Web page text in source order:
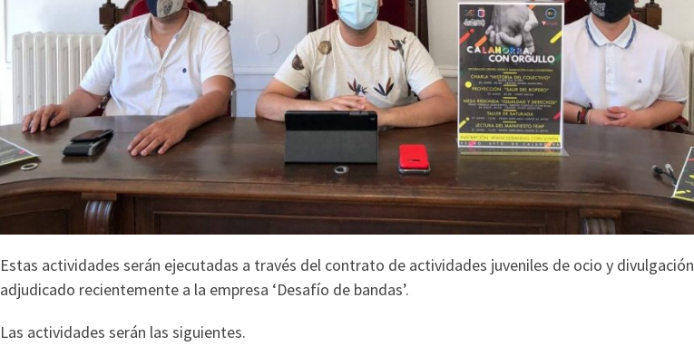
Estas actividades serán ejecutadas a través del contrato de actividades juveniles de ocio y divulgación
adjudicado recientemente a la empresa ‘Desafío de bandas’.
Las actividades serán las siguientes.